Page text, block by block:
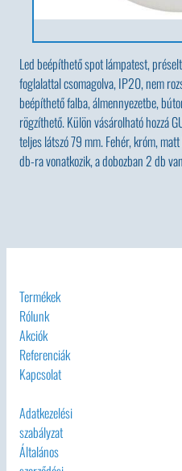
Led beépíthető spot lámpatest,
foglalattal csomagolva, IP20, nem
beépíthető falba, álmennyezetbe,
rögzíthető. Külön vásárolható hozzá
teljes látszó 79 mm. Fehér, króm,
db-ra vonatkozik, a dobozban 2 db
Termékek
Rólunk
Akciók
Referenciák
Kapcsolat
Adatkezelési
szabályzat
Általános